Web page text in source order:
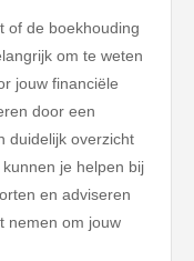
of de boekhouding
om te weten
jouw financiële
door een
duidelijk overzicht
je helpen bij
en adviseren
nemen om jouw